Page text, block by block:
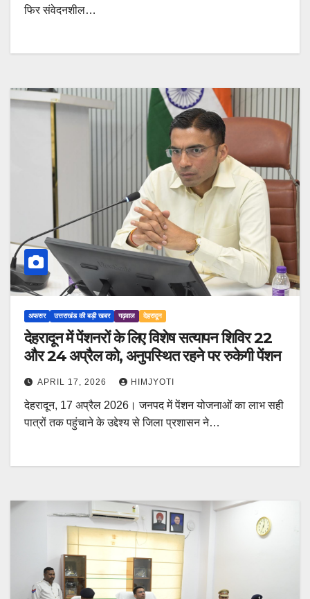
फिर संवेदनशील…
अफसर उत्तराखंड की बड़ी खबर गढ़वाल देहरादून
देहरादून में पेंशनरों के लिए विशेष सत्यापन शिविर 22
और 24 अप्रैल को, अनुपस्थित रहने पर रुकेगी पेंशन
APRIL 17, 2026 HIMJYOTI
देहरादून, 17 अप्रैल 2026। जनपद में पेंशन योजनाओं का लाभ सही
पात्रों तक पहुंचाने के उद्देश्य से जिला प्रशासन ने…